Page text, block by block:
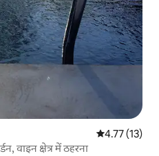
औसत रेटिंग 5 में
4.77 (13)
वाइन क्षेत्र में ठहरना